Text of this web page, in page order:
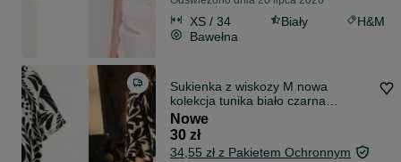
XS / 34 Biały
H&M
Bawełna
Sukienka z wiskozy M nowa
kolekcja tunika biało czarna
PROMOCJA
Nowe
30 zł
34,55 zł z Pakietem Ochronnym